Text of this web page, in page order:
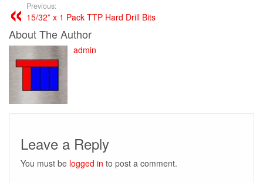
Previous:
15/32” x 1 Pack TTP Hard Drill Bits
About The Author
admin
Leave a Reply
You must be logged in to post a comment.